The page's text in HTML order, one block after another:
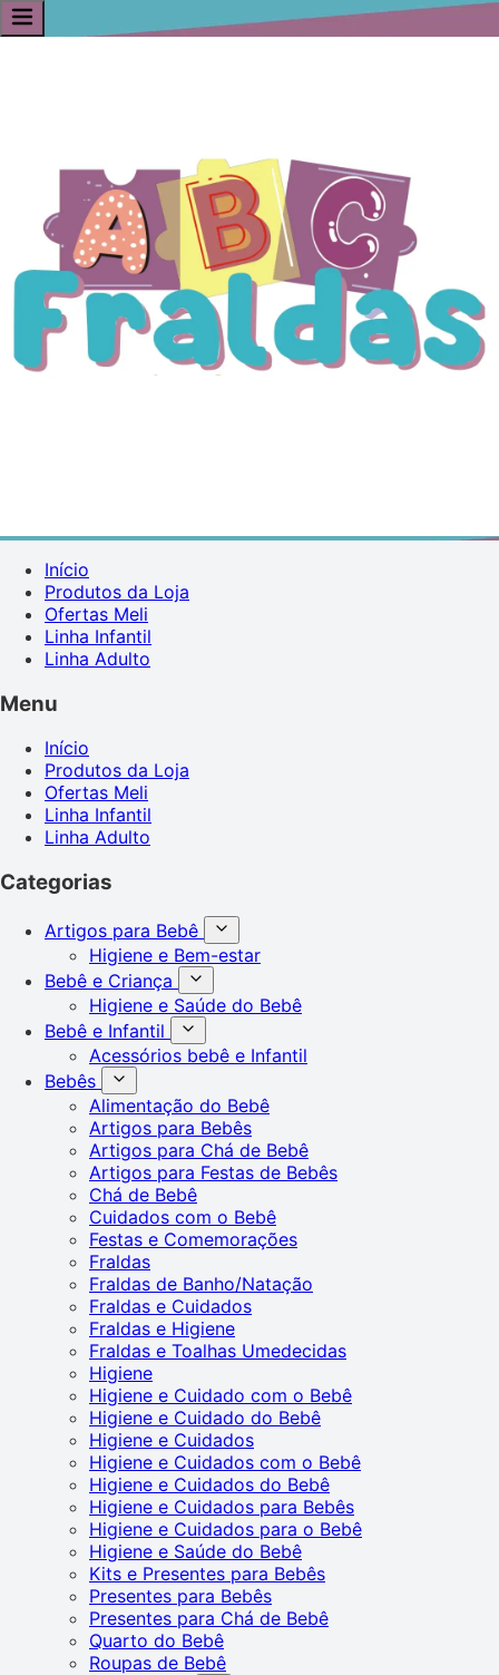
Início
Produtos da Loja
Ofertas Meli
Linha Infantil
Linha Adulto
Menu
Início
Produtos da Loja
Ofertas Meli
Linha Infantil
Linha Adulto
Categorias
Artigos para Bebê
Higiene e Bem-estar
Bebê e Criança
Higiene e Saúde do Bebê
Bebê e Infantil
Acessórios bebê e Infantil
Bebês
Alimentação do Bebê
Artigos para Bebês
Artigos para Chá de Bebê
Artigos para Festas de Bebês
Chá de Bebê
Cuidados com o Bebê
Festas e Comemorações
Fraldas
Fraldas de Banho/Natação
Fraldas e Cuidados
Fraldas e Higiene
Fraldas e Toalhas Umedecidas
Higiene
Higiene e Cuidado com o Bebê
Higiene e Cuidado do Bebê
Higiene e Cuidados
Higiene e Cuidados com o Bebê
Higiene e Cuidados do Bebê
Higiene e Cuidados para Bebês
Higiene e Cuidados para o Bebê
Higiene e Saúde do Bebê
Kits e Presentes para Bebês
Presentes para Bebês
Presentes para Chá de Bebê
Quarto do Bebê
Roupas de Bebê